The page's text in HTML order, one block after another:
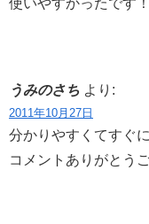
使いやすかったです！
うみのさち より:
2011年10月27日
分かりやすくてすぐ
コメントありがとう